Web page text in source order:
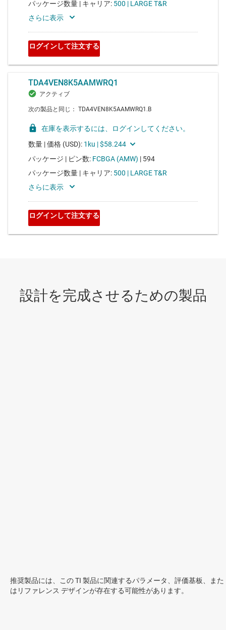
推奨製品には、この TI 製品に関連するパラメータ、評価基板、また
はリファレンス デザインが存在する可能性があります。